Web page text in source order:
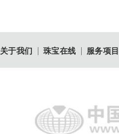
关于我们 珠宝在线 服务项目